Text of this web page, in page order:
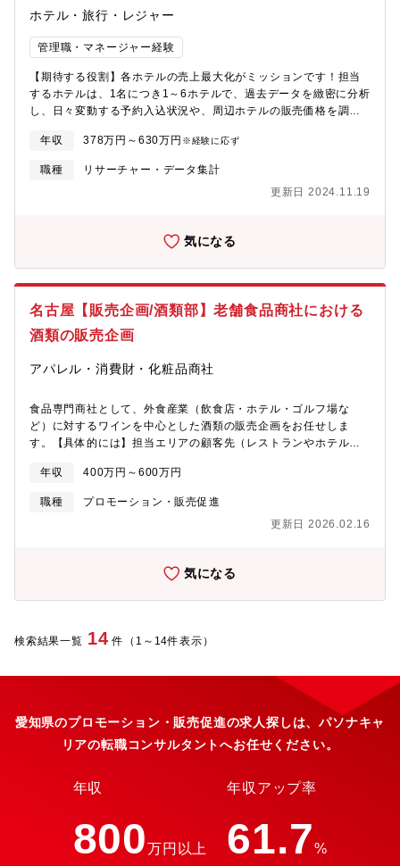
ホテル・旅行・レジャー
管理職・マネージャー経験
【期待する役割】各ホテルの売上最大化がミッションです！担当
するホテルは、1名につき1～6ホテルで、過去データを緻密に分析
し、日々変動する予約入込状況や、周辺ホテルの販売価格を調査
す。【職務内容】■各運営ホテルの販売戦略の立案と実行支援■各
運営ホテルのレベニュー・デマンドの分析■フォーキャスト等の資
料作成■在庫コントロールに関する設定と管理■新規店舗オープン
時の販売戦略の構築・立案など※ルーティーンとしては以下のよ
の調整・在庫提供状況の確認・週次でフォーキャストの更新、PR
返りを行い、来期の販売価格や戦略の考案※上記を繰り返し、販
事内容です。配属後は他のスタッフについて上記のルーティーン
を実践しながら研修し、担当PRを持っていただきます。【魅力】
続休暇の取得が可能です。■仕事と子育ての両立ができる職場を目
年収 378万円～630万円 ※経験に応ず
職種
リサーチャー・データ集計
更新日 2024.11.19
気になる
名古屋【販売企画/酒類部】老舗食品商社における
酒類の販売企画
アパレル・消費財・化粧品商社
食品専門商社として、外食産業（飲食店・ホテル・ゴルフ場な
ど）に対するワインを中心とした酒類の販売企画をお任せしま
す。【具体的には】担当エリアの顧客先（レストランやホテル
だくための、販売コンセプトの企画立案および、販売促進業務を
お任せします。具体的には、季節やトレンドに応じた商品提案、
営業用の資料作成、試飲会やプロモーションイベントの企画・運
営などを行い、地域に根ざした売れる仕組みづくりを担うポジシ
仕掛けを考えられる」役割が求められるマーケティング要素の強
ーズにもお答えできます ■外食産業の中でのブランド力→業界で
確かな知名度を誇り、お客様にも安心してお取引いただいており
年収 400万円～600万円
職種
プロモーション・販売促進
更新日 2026.02.16
気になる
検索結果一覧 14 件（1～14件表示）
愛知県のプロモーション・販売促進の求人探しは、パソナキャ
リアの転職コンサルタントへお任せください。
年収
800万円以上
年収アップ率
61.7%